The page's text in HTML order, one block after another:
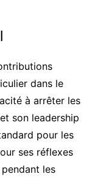
dans le
à arrêter les
son leadership
pour les
ses réflexes
les